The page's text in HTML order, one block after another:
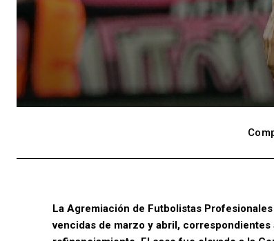
La Agremiación de Futbolistas
vencidas de marzo y abril,